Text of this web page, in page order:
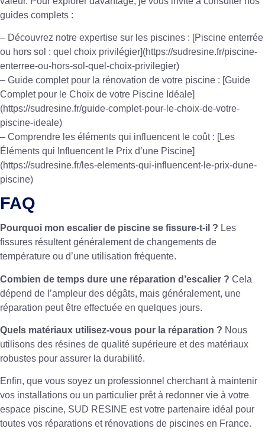
guides complets :
– Découvrez notre expertise sur les piscines : [Piscine enterrée
ou hors sol : quel choix privilégier](https://sudresine.fr/piscine-
enterree-ou-hors-sol-quel-choix-privilegier)
– Guide complet pour la rénovation de votre piscine : [Guide
Complet pour le Choix de votre Piscine Idéale]
(https://sudresine.fr/guide-complet-pour-le-choix-de-votre-
piscine-ideale)
– Comprendre les éléments qui influencent le coût : [Les
Éléments qui Influencent le Prix d’une Piscine]
(https://sudresine.fr/les-elements-qui-influencent-le-prix-dune-
piscine)
FAQ
Pourquoi mon escalier de piscine se fissure-t-il ? Les
fissures résultent généralement de changements de
température ou d’une utilisation fréquente.
Combien de temps dure une réparation d’escalier ? Cela
dépend de l’ampleur des dégâts, mais généralement, une
réparation peut être effectuée en quelques jours.
Quels matériaux utilisez-vous pour la réparation ? Nous
utilisons des résines de qualité supérieure et des matériaux
robustes pour assurer la durabilité.
Enfin, que vous soyez un professionnel cherchant à maintenir
vos installations ou un particulier prêt à redonner vie à votre
espace piscine, SUD RESINE est votre partenaire idéal pour
toutes vos réparations et rénovations de piscines en France.